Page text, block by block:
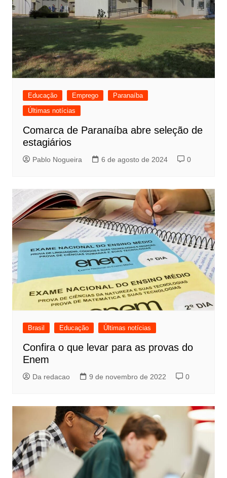
Educação Emprego
Paranaíba
Últimas notícias
Comarca de Paranaíba abre seleção de
estagiários
Pablo Nogueira 6 de agosto de 2024 0
Brasil Educação Últimas notícias
Confira o que levar para as provas do
Enem
Da redacao 9 de novembro de 2022 0